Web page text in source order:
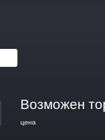
Возможен
цена